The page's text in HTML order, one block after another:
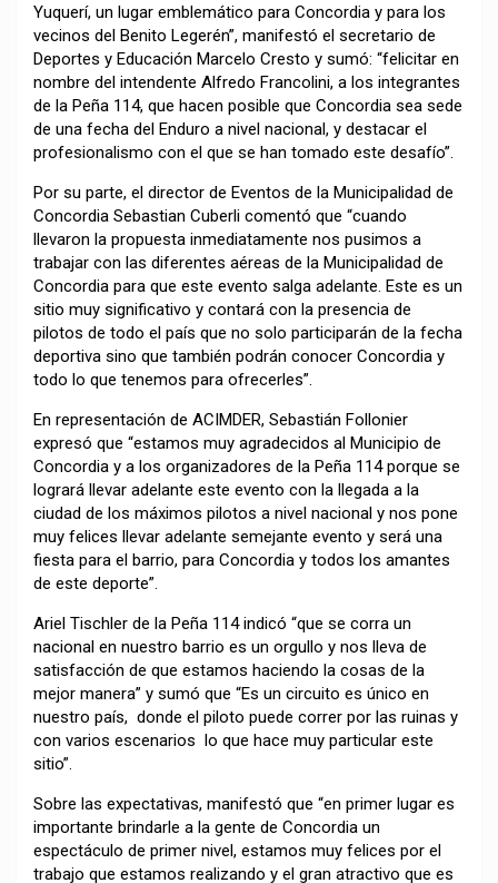
Yuquerí, un lugar emblemático para Concordia y para los
vecinos del Benito Legerén”, manifestó el secretario de
Deportes y Educación Marcelo Cresto y sumó: “felicitar en
nombre del intendente Alfredo Francolini, a los integrantes
de la Peña 114, que hacen posible que Concordia sea sede
de una fecha del Enduro a nivel nacional, y destacar el
profesionalismo con el que se han tomado este desafío”.
Por su parte, el director de Eventos de la Municipalidad de
Concordia Sebastian Cuberli comentó que “cuando
llevaron la propuesta inmediatamente nos pusimos a
trabajar con las diferentes aéreas de la Municipalidad de
Concordia para que este evento salga adelante. Este es un
sitio muy significativo y contará con la presencia de
pilotos de todo el país que no solo participarán de la fecha
deportiva sino que también podrán conocer Concordia y
todo lo que tenemos para ofrecerles”.
En representación de ACIMDER, Sebastián Follonier
expresó que “estamos muy agradecidos al Municipio de
Concordia y a los organizadores de la Peña 114 porque se
logrará llevar adelante este evento con la llegada a la
ciudad de los máximos pilotos a nivel nacional y nos pone
muy felices llevar adelante semejante evento y será una
fiesta para el barrio, para Concordia y todos los amantes
de este deporte”.
Ariel Tischler de la Peña 114 indicó “que se corra un
nacional en nuestro barrio es un orgullo y nos lleva de
satisfacción de que estamos haciendo la cosas de la
mejor manera” y sumó que “Es un circuito es único en
nuestro país, donde el piloto puede correr por las ruinas y
con varios escenarios lo que hace muy particular este
sitio”.
Sobre las expectativas, manifestó que “en primer lugar es
importante brindarle a la gente de Concordia un
espectáculo de primer nivel, estamos muy felices por el
trabajo que estamos realizando y el gran atractivo que es